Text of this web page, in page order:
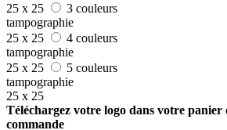
25 x 25
3 couleurs
tampographie
25 x 25
4 couleurs
tampographie
25 x 25
5 couleurs
tampographie
25 x 25
Téléchargez votre logo dans votre panier
commande